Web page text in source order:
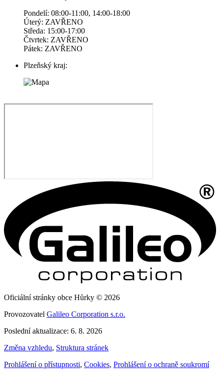
Pondelí: 08:00-11:00, 14:00-18:00
Úterý: ZAVŘENO
Středa: 15:00-17:00
Čtvrtek: ZAVŘENO
Pátek: ZAVŘENO
Plzeňský kraj:
Oficiální stránky obce Hůrky © 2026
Provozovatel Galileo Corporation s.r.o.
Poslední aktualizace: 6. 8. 2026
Změna vzhledu, Struktura stránek
Prohlášení o přístupnosti, Cookies, Prohlášení o ochraně soukromí